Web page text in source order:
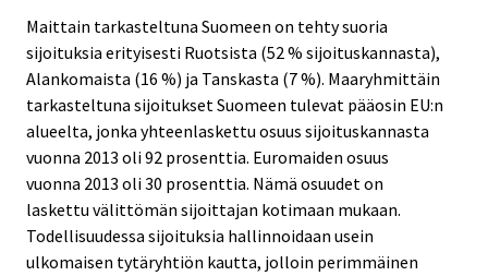
Maittain tarkasteltuna Suomeen on tehty suoria
sijoituksia erityisesti Ruotsista (52 % sijoituskannasta),
Alankomaista (16 %) ja Tanskasta (7 %). Maaryhmittäin
tarkasteltuna sijoitukset Suomeen tulevat pääosin EU:n
alueelta, jonka yhteenlaskettu osuus sijoituskannasta
vuonna 2013 oli 92 prosenttia. Euromaiden osuus
vuonna 2013 oli 30 prosenttia. Nämä osuudet on
laskettu välittömän sijoittajan kotimaan mukaan.
Todellisuudessa sijoituksia hallinnoidaan usein
ulkomaisen tytäryhtiön kautta, jolloin perimmäinen